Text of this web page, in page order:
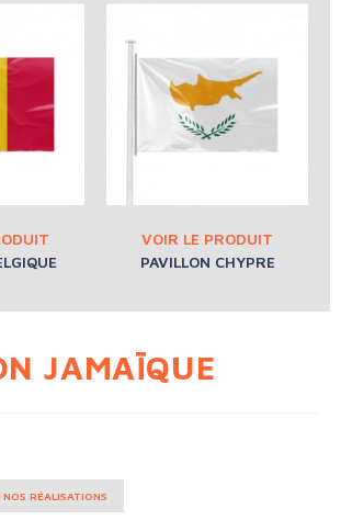
PAVILLON CHYPRE
JAMAÏQUE
RÉALISATIONS